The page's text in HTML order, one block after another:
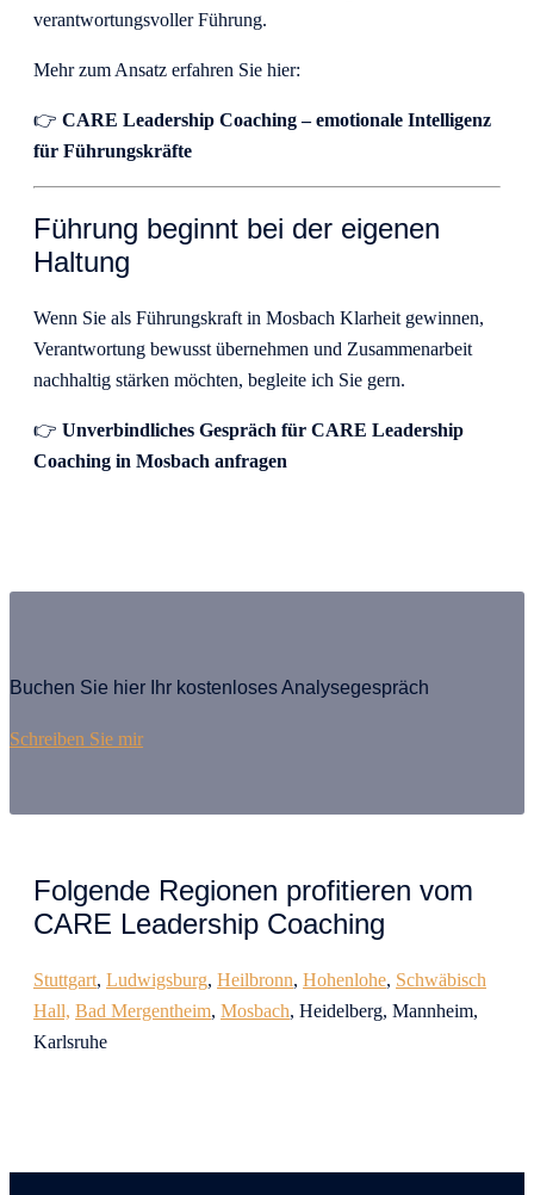
verantwortungsvoller Führung.
Mehr zum Ansatz erfahren Sie hier:
👉 CARE Leadership Coaching – emotionale Intelligenz
für Führungskräfte
Führung beginnt bei der eigenen
Haltung
Wenn Sie als Führungskraft in Mosbach Klarheit gewinnen,
Verantwortung bewusst übernehmen und Zusammenarbeit
nachhaltig stärken möchten, begleite ich Sie gern.
👉 Unverbindliches Gespräch für CARE Leadership
Coaching in Mosbach anfragen
Buchen Sie hier Ihr kostenloses Analysegespräch
Schreiben Sie mir
Folgende Regionen profitieren vom
CARE Leadership Coaching
Stuttgart, Ludwigsburg, Heilbronn, Hohenlohe, Schwäbisch
Hall, Bad Mergentheim, Mosbach, Heidelberg, Mannheim,
Karlsruhe